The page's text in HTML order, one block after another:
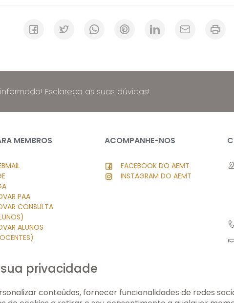
Esclareça as suas dúvidas!
MEMBROS
PAA
CONSULTA
ALUNOS
PRIVADO
ACOMPANHE-NOS
FACEBOOK DO AEMT
INSTAGRAM DO AEMT
privacidade
conteúdos, fornecer funcionalidades de redes